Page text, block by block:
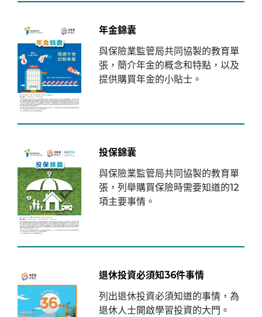
年金錦囊
與保險業監管局共同協製的教育單
張，簡介年金的概念和特點，以及
提供購買年金的小貼士。
投保錦囊
與保險業監管局共同協製的教育單
張，列舉購買保險時需要知道的12
項主要事情。
退休投資必須知36件事情
列出退休投資必須知道的事情，為
退休人士開啟學習投資的大門。